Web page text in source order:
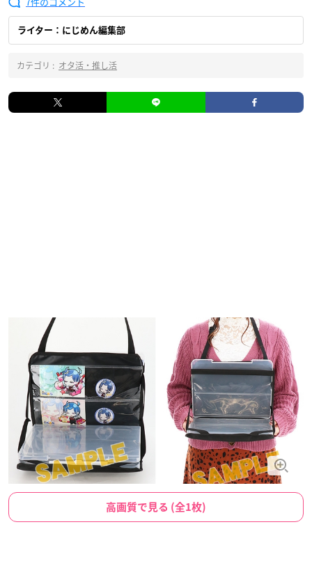
ライター：にじめん編集部
カテゴリ : オタ活・推し活
高画質で見る (全1枚)